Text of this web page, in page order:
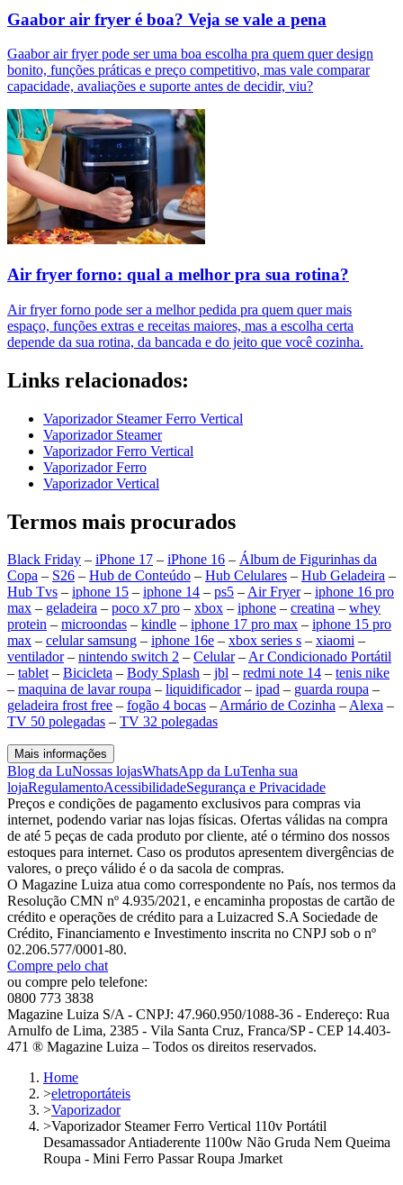
Gaabor air fryer é boa? Veja se vale a pena
Gaabor air fryer pode ser uma boa escolha pra quem quer design
bonito, funções práticas e preço competitivo, mas vale comparar
capacidade, avaliações e suporte antes de decidir, viu?
Air fryer forno: qual a melhor pra sua rotina?
Air fryer forno pode ser a melhor pedida pra quem quer mais
espaço, funções extras e receitas maiores, mas a escolha certa
depende da sua rotina, da bancada e do jeito que você cozinha.
Links relacionados:
Vaporizador Steamer Ferro Vertical
Vaporizador Steamer
Vaporizador Ferro Vertical
Vaporizador Ferro
Vaporizador Vertical
Termos mais procurados
Black Friday – iPhone 17 – iPhone 16 – Álbum de Figurinhas da
Copa – S26 – Hub de Conteúdo – Hub Celulares – Hub Geladeira –
Hub Tvs – iphone 15 – iphone 14 – ps5 –Air Fryer– iphone 16 pro
max – geladeira – poco x7 pro – xbox – iphone – creatina – whey
protein – microondas – kindle – iphone 17 pro max – iphone 15 pro
max – celular samsung – iphone 16e – xbox series s – xiaomi –
ventilador– nintendo switch 2 – Celular–Ar Condicionado Portátil
– tablet– Bicicleta – Body Splash – jbl – redmi note 14 – tenis nike
– maquina de lavar roupa – liquidificador– ipad – guarda roupa –
geladeira frost free – fogão 4 bocas –Armário de Cozinha –Alexa –
TV 50 polegadas – TV 32 polegadas
Mais informações
Blog da LuNossas lojasWhatsApp da LuTenha sua
lojaRegulamentoAcessibilidadeSegurança e Privacidade
Preços e condições de pagamento exclusivos para compras via
internet, podendo variar nas lojas físicas. Ofertas válidas na compra
de até 5 peças de cada produto por cliente, até o término dos nossos
estoques para internet. Caso os produtos apresentem divergências de
valores, o preço válido é o da sacola de compras.
O Magazine Luiza atua como correspondente no País, nos termos da
Resolução CMN nº 4.935/2021, e encaminha propostas de cartão de
crédito e operações de crédito para a Luizacred S.A Sociedade de
Crédito, Financiamento e Investimento inscrita no CNPJ sob o nº
02.206.577/0001-80.
Compre pelo chat
ou compre pelo telefone:
0800 773 3838
Magazine Luiza S/A - CNPJ: 47.960.950/1088-36 - Endereço: Rua
Arnulfo de Lima, 2385 - Vila Santa Cruz, Franca/SP - CEP 14.403-
471 ® Magazine Luiza – Todos os direitos reservados.
Home
>eletroportáteis
>Vaporizador
>Vaporizador Steamer Ferro Vertical 110v Portátil
Desamassador Antiaderente 1100w Não Gruda Nem Queima
Roupa - Mini Ferro Passar Roupa Jmarket